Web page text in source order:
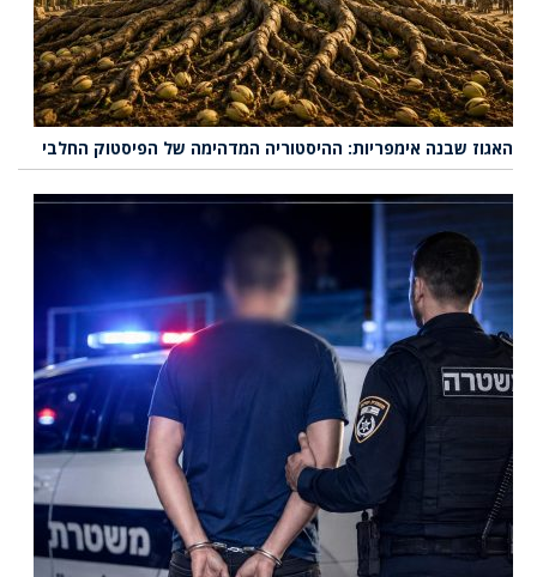
האגוז שבנה אימפריות: ההיסטוריה המדהימה של הפיסטוק החלבי